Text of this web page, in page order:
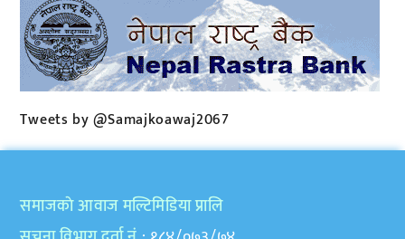
Tweets by @Samajkoawaj2067
समाजकाे आवाज मल्टिमिडिया प्रालि